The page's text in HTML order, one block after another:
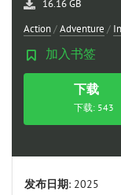
16.16 GB
Action/Adventure /
加入书签
下载
种子
下载: 543
发布日期: 2025